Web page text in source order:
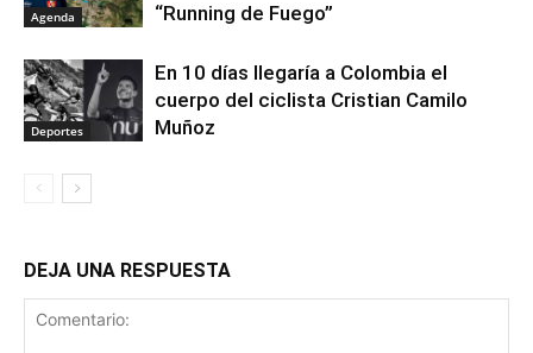
Agenda
“Running de Fuego”
Deportes
En 10 días llegaría a Colombia el
cuerpo del ciclista Cristian Camilo
Muñoz
DEJA UNA RESPUESTA